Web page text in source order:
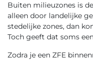
Buiten milieuzones is
alleen door landelijke
stedelijke zones, dan
Toch geeft dat soms
Zodra je een ZFE